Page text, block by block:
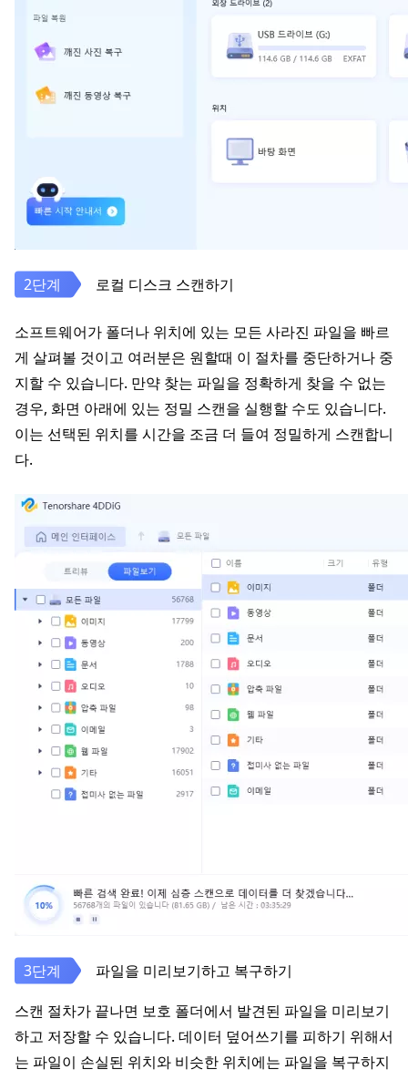
로컬 디스크 스캔하기
소프트웨어가 폴더나 위치에 있는 모든 사라진 파일을 빠르
게 살펴볼 것이고 여러분은 원할때 이 절차를 중단하거나 중
지할 수 있습니다. 만약 찾는 파일을 정확하게 찾을 수 없는
경우, 화면 아래에 있는 정밀 스캔을 실행할 수도 있습니다.
이는 선택된 위치를 시간을 조금 더 들여 정밀하게 스캔합니
다.
파일을 미리보기하고 복구하기
스캔 절차가 끝나면 보호 폴더에서 발견된 파일을 미리보기
하고 저장할 수 있습니다. 데이터 덮어쓰기를 피하기 위해서
는 파일이 손실된 위치와 비슷한 위치에는 파일을 복구하지